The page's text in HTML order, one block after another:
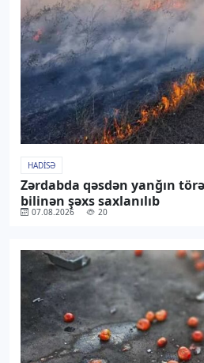
HADISƏ
Zərdabda qəsdən yanğın
bilinən şəxs saxlanılıb
07.08.2026 20